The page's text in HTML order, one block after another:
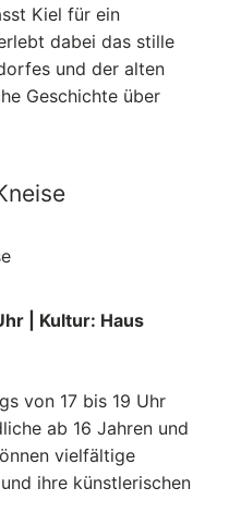
Kiel für ein
dabei das stille
und der alten
Geschichte über
| Kultur: Haus
von 17 bis 19 Uhr
ab 16 Jahren und
vielfältige
ihre künstlerischen